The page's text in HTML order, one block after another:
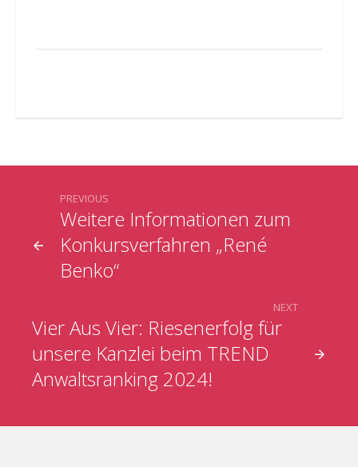
Weitere Informationen zum
Konkursverfahren „René
Benko“
PREVIOUS
Vier Aus Vier: Riesenerfolg für
unsere Kanzlei beim TREND
Anwaltsranking 2024!
NEXT